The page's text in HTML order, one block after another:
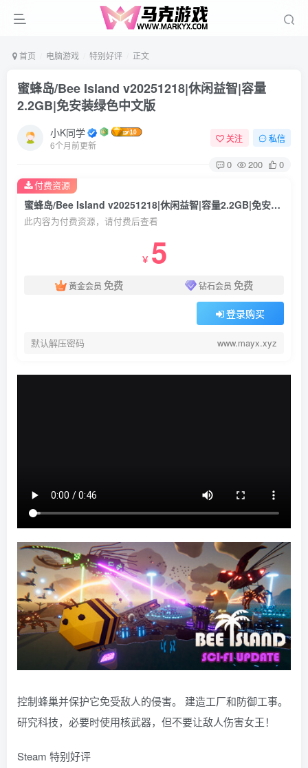
首页 电脑游戏 特别好评 正文
蜜蜂岛/Bee Island v20251218|休闲益智|容量
2.2GB|免安装绿色中文版
小K同学
6个月前更新
关注 私信
0 200 0
蜜蜂岛/Bee Island v20251218|休闲益智|容量2.2GB|免安装绿色中文版
此内容为付费资源，请付费后查看
￥ 5
黄金会员 免费 钻石会员 免费
登录购买
默认解压密码 www.mayx.xyz
付费资源
控制蜂巢并保护它免受敌人的侵害。 建造工厂和防御工事。
研究科技，必要时使用核武器，但不要让敌人伤害女王！
Steam 特别好评